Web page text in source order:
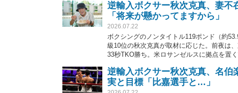
逆輸入ボクサー秋次克真、妻
「将来が懸かってますから」
2026.07.22
ボクシングのノンタイトル119ポンド（約
級10位の秋次克真が取材に応じた。前夜は
33秒TKO勝ち。米ロサンゼルスに拠点を置
（10KO）4敗。
逆輸入ボクサー秋次克真、名
実と目標「比嘉選手と…」